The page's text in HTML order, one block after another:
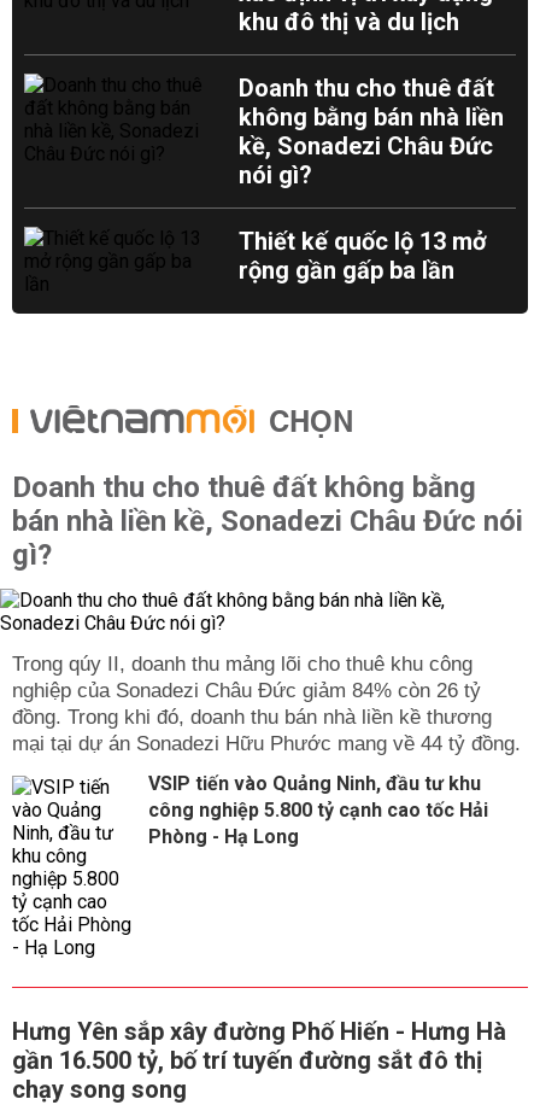
khu đô thị và du lịch
Doanh thu cho thuê đất
không bằng bán nhà liền
kề, Sonadezi Châu Đức
nói gì?
Thiết kế quốc lộ 13 mở
rộng gần gấp ba lần
CHỌN
Doanh thu cho thuê đất không bằng
bán nhà liền kề, Sonadezi Châu Đức nói
gì?
Trong qúy II, doanh thu mảng lõi cho thuê khu công
nghiệp của Sonadezi Châu Đức giảm 84% còn 26 tỷ
đồng. Trong khi đó, doanh thu bán nhà liền kề thương
mại tại dự án Sonadezi Hữu Phước mang về 44 tỷ đồng.
VSIP tiến vào Quảng Ninh, đầu tư khu
công nghiệp 5.800 tỷ cạnh cao tốc Hải
Phòng - Hạ Long
Hưng Yên sắp xây đường Phố Hiến - Hưng Hà
gần 16.500 tỷ, bố trí tuyến đường sắt đô thị
chạy song song